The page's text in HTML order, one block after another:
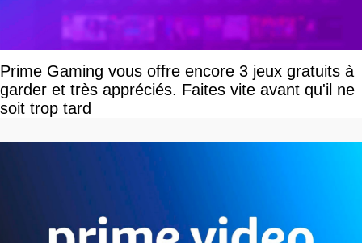
Prime Gaming vous offre encore 3 jeux gratuits à
garder et très appréciés. Faites vite avant qu'il ne
soit trop tard